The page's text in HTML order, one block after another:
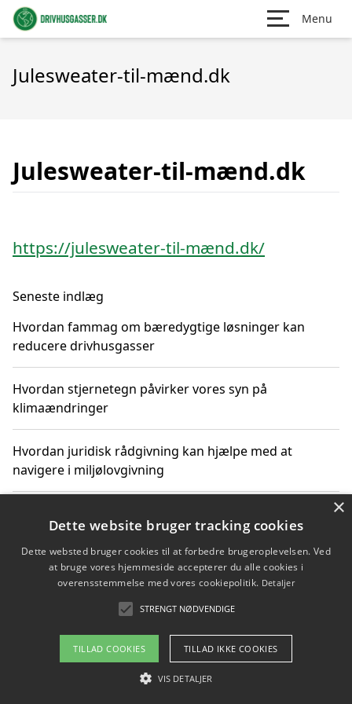
Menu
Julesweater-til-mænd.dk
Julesweater-til-mænd.dk
https://julesweater-til-mænd.dk/
Seneste indlæg
Hvordan fammag om bæredygtige løsninger kan
reducere drivhusgasser
Hvordan stjernetegn påvirker vores syn på
klimaændringer
Hvordan juridisk rådgivning kan hjælpe med at
navigere i miljølovgivning
Hvordan spil og underholdning online kan inspirere til
bæredygtige valg
Køb produkter i danske webshops for at spare på
transport og nedbringe CO2-udledning
Copyright 2026 - Pilanto Aps
Om / kontakt
×
Dette website bruger tracking cookies
Dette websted bruger cookies til at forbedre brugeroplevelsen. Ved
at bruge vores hjemmeside accepterer du alle cookies i
overensstemmelse med vores cookiepolitik. Detaljer
STRENGT NØDVENDIGE
TILLAD COOKIES TILLAD IKKE COOKIES
VIS DETALJER